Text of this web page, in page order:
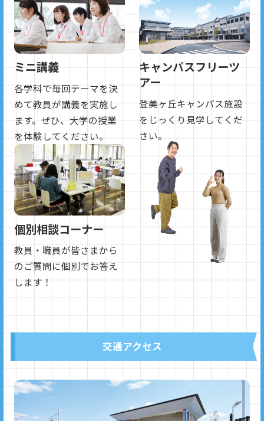
ミニ講義
各学科で毎回テーマを決
めて教員が講義を実施し
ます。ぜひ、大学の授業
を体験してください。
キャンパスフリーツ
アー
登美ヶ丘キャンパス施設
をじっくり見学してくだ
さい。
個別相談コーナー
教員・職員が皆さまから
のご質問に個別でお答え
します！
交通アクセス